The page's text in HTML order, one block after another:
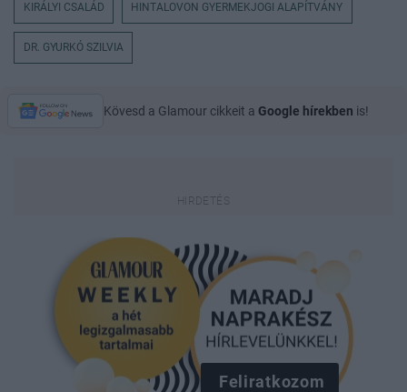
KIRÁLYI CSALÁD HINTALOVON GYERMEKJOGI ALAPÍTVÁNY
DR. GYURKÓ SZILVIA
Kövesd a Glamour cikkeit a Google hírekben is!
Feliratkozom